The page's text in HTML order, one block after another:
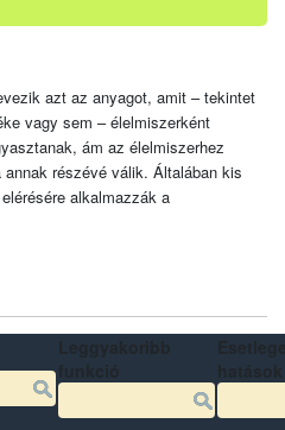
azt az anyagot, amit – tekintet
vagy sem – élelmiszerként
ám az élelmiszerhez
részévé válik. Általában kis
alkalmazzák a